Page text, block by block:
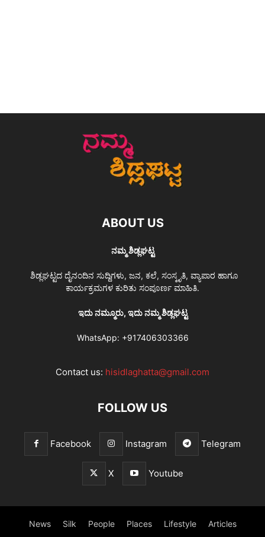
ABOUT US
ನಮ್ಮ ಶಿಡ್ಲಘಟ್ಟ
ಶಿಡ್ಲಘಟ್ಟದ ದೈನಂದಿನ ಸುದ್ದಿಗಳು, ಜನ, ಕಲೆ, ಸಂಸ್ಕೃತಿ, ವ್ಯಾಪಾರ ಹಾಗೂ
ಕಾರ್ಯಕ್ರಮಗಳ ಕುರಿತು ಸಂಪೂರ್ಣ ಮಾಹಿತಿ.
ಇದು ನಮ್ಮೂರು, ಇದು ನಮ್ಮ ಶಿಡ್ಲಘಟ್ಟ
WhatsApp: +917406303366
Contact us: hisidlaghatta@gmail.com
FOLLOW US
Facebook Instagram Telegram
X Youtube
News Silk People Places Lifestyle Articles